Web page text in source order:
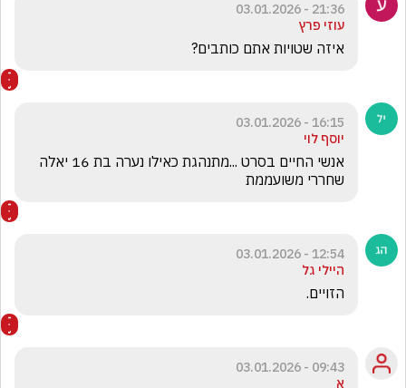
21:36 - 03.01.2026
עוזי פרץ
איזה שטויות אתם כותבים?
16:15 - 03.01.2026
יוסף לוי
שחררי משועממת
12:54 - 03.01.2026
היילי גל
הזויים.
09:43 - 03.01.2026
א